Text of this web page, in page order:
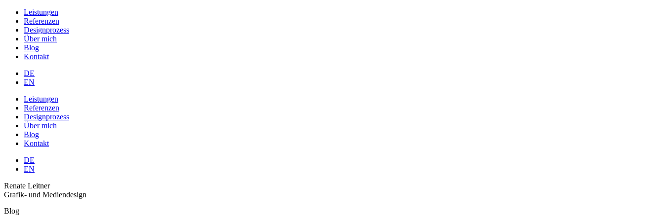
Leistungen
Referenzen
Designprozess
Über mich
Blog
Kontakt
DE
EN
Leistungen
Referenzen
Designprozess
Über mich
Blog
Kontakt
DE
EN
Renate Leitner
Grafik- und Mediendesign
Blog